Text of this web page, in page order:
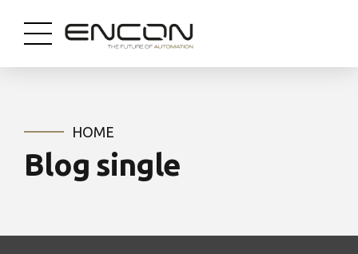
HOME
Blog single